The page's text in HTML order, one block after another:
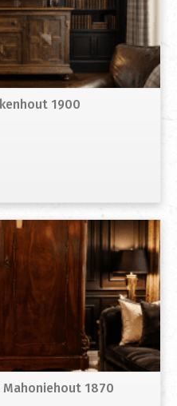
1900
1870